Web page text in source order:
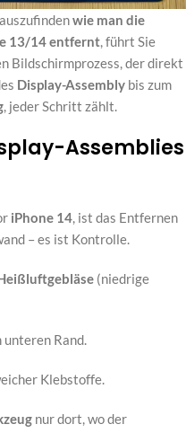
wie man die
13/14 entfernt , führt Sie
Bildschirmprozess, der direkt
Display-Assembly bis zum
, jeder Schritt zählt.
Assemblies
iPhone 14 , ist das Entfernen
– es ist Kontrolle.
(niedrige
unteren Rand.
Klebstoffe.
nur dort, wo der